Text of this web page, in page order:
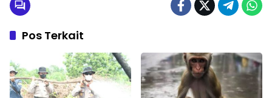
Pos Terkait